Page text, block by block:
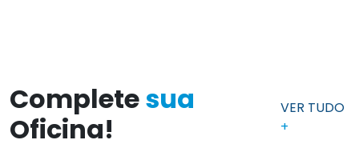
Completesua
Oficina!
VER TUDO
+